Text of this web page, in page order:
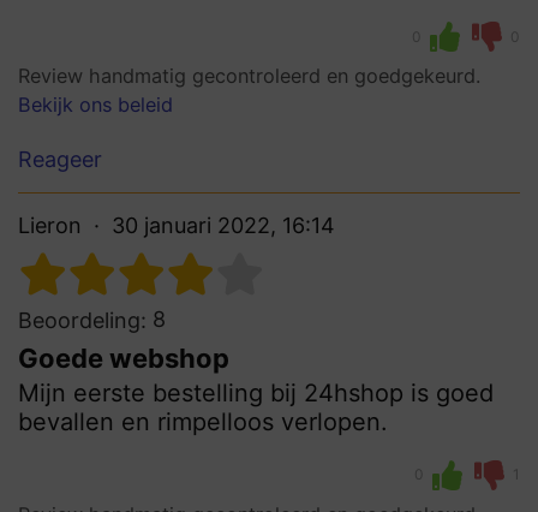
0 0
Review handmatig gecontroleerd en goedgekeurd.
Bekijk ons beleid
Reageer
Lieron 30 januari 2022, 16:14
Beoordeling: 8
Goede webshop
Mijn eerste bestelling bij 24hshop is goed
bevallen en rimpelloos verlopen.
0 1